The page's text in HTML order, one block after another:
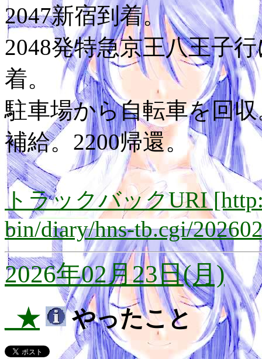
2047新宿到着。
2048発特急京王八王子
着。
駐車場から自転車を回
補給。2200帰還。
トラックバックURI
bin/diary/hns-tb.cgi/
2026年02月23日(月)
_★ やったこと